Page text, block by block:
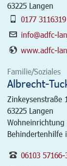
63225 Langen
0177 3116319
info@adfc-
www.adfc-
Familie/Soziales
Albrecht-
Zinkeysenstraße
63225 Langen
Wohneinrichtung
Behindertenhilfe
06103 57166-